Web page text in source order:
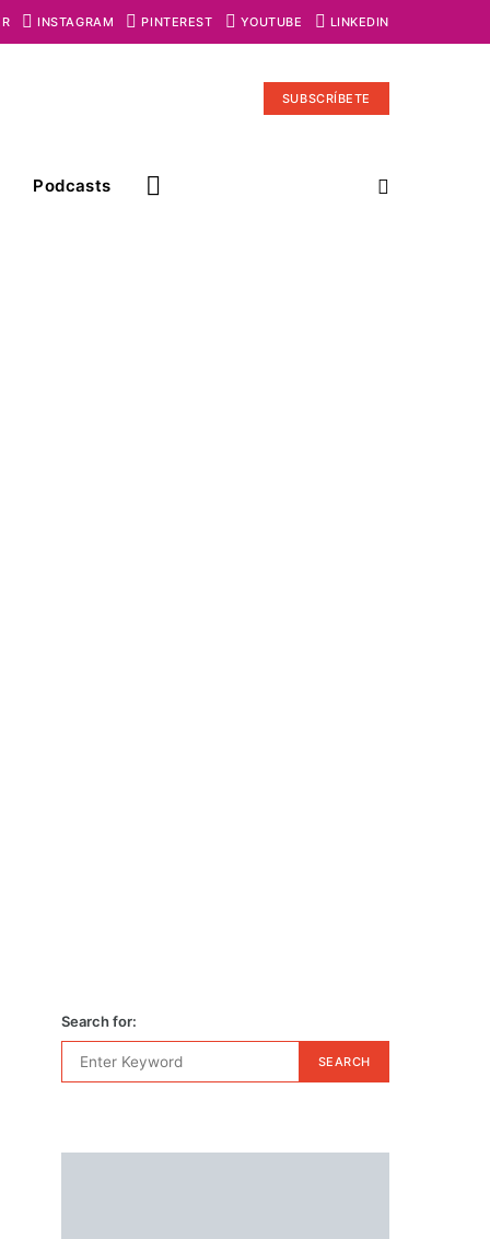
INSTAGRAM PINTEREST YOUTUBE LINKEDIN
SUBSCRÍBETE
Podcasts
Search for:
SEARCH